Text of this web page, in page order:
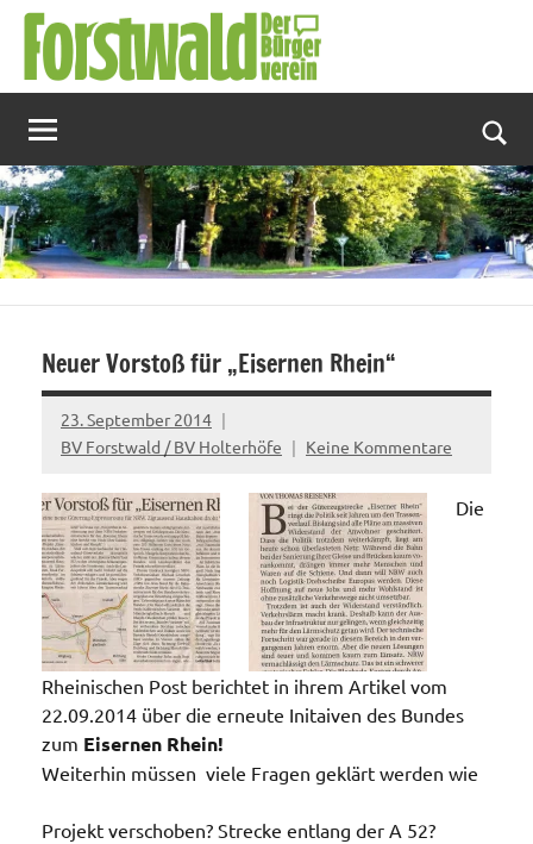
Zum
Inhalt
springen
Neuer Vorstoß für „Eisernen Rhein“
23. September 2014
BV Forstwald / BV Holterhöfe
Keine Kommentare
Die
Rheinischen Post berichtet in ihrem Artikel vom
22.09.2014 über die erneute Initaiven des Bundes
zum Eisernen Rhein!
Weiterhin müssen viele Fragen geklärt werden wie
Projekt verschoben? Strecke entlang der A 52?